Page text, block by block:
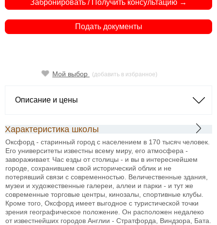
Забронировать / Получить консультацию →
Подать документы
Мой выбор (добавить в избранное)
Описание и цены
Характеристика школы
Оксфорд - старинный город с населением в 170 тысяч человек.
Его университеты известны всему миру, его атмосфера -
завораживает. Час езды от столицы - и вы в интереснейшем
городе, сохранившем свой исторический облик и не
потерявший связи с современностью. Величественные здания,
музеи и художественные галереи, аллеи и парки - и тут же
современные торговые центры, кинозалы, спортивные клубы.
Кроме того, Оксфорд имеет выгодное с туристической точки
зрения географическое положение. Он расположен недалеко
от известнейших городов Англии - Стратфорда, Виндзора, Бата.